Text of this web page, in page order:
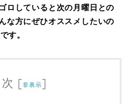
ロしていると次の月曜日との
な方にぜひオススメしたいの
す。
[非表示]